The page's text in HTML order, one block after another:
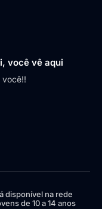
você vê aqui
você!!
disponível na rede
de 10 a 14 anos